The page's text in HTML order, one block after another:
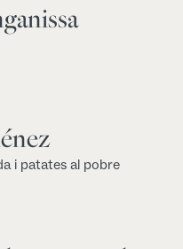
i patates al pobre